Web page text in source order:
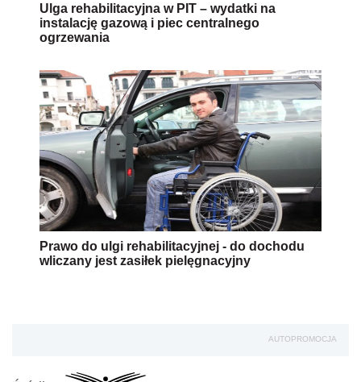
Ulga rehabilitacyjna w PIT – wydatki na
instalację gazową i piec centralnego
ogrzewania
Prawo do ulgi rehabilitacyjnej - do dochodu
wliczany jest zasiłek pielęgnacyjny
AUTOPROMOCJA